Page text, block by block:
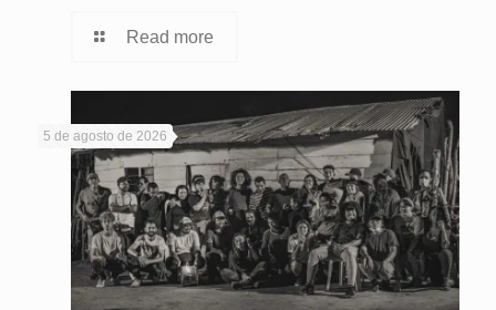
Read more
5 de agosto de 2026